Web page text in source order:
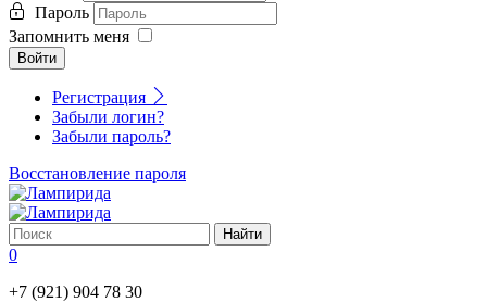
Пароль
Запомнить меня
Войти
Регистрация
Забыли логин?
Забыли пароль?
Восстановление пароля
0
+7 (921) 904 78 30